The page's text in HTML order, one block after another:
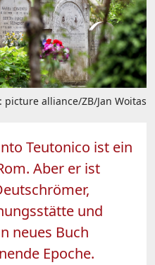
picture alliance/ZB/Jan Woitas
Teutonico ist ein
Aber er ist
und
neues Buch
Epoche.